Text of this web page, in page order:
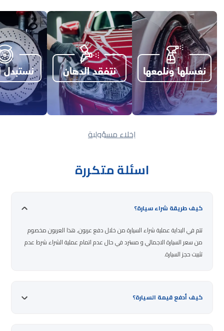
إخلاء مسؤولية
اسئلة متكررة
كيف طريقة شراء سيارة؟
تتم في البداية عملية شراء السيارة من خلال دفع عربون, هذا العربون مخصوم
من سعر السيارة الاجمالي و مسترد في حال عدم اتمام عملية الشراء شرط عدم
تثبيت حجز السيارة.
كيف أدفع قيمة السيارة؟